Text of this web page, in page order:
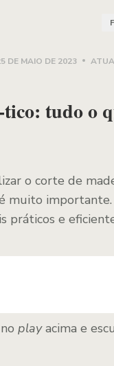
DE MAIO DE 2023
tudo o
o corte de
muito
práticos e
playacima e